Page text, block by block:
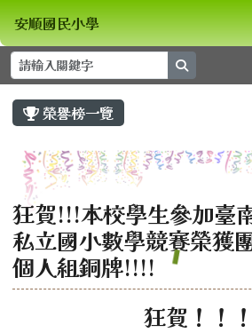
跳至主內容區
安順國民小學
導覽列
安順國民小學
主內容區域
榮譽榜一覽
狂賀!!!本校學生參加臺
私立國小數學競賽榮獲
個人組銅牌!!!!
狂賀！！！
頁尾區域